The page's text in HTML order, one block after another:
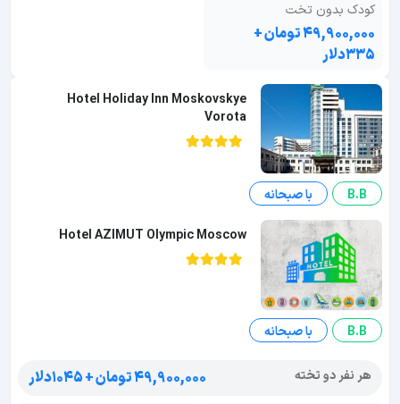
کودک بدون تخت
۴۹,۹۰۰,۰۰۰ تومان +
۳۳۵دلار
Hotel Holiday Inn Moskovskye
Vorota
B.B با صبحانه
Hotel AZIMUT Olympic Moscow
B.B با صبحانه
هر نفر دو تخته ۴۹,۹۰۰,۰۰۰ تومان + ۱۰۴۵دلار